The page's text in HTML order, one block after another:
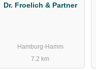
Dr. Froelich & Partner
Hamburg-Hamm
7.2 km